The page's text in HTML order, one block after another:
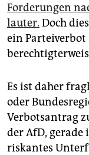
Forderungen
lauter. Doch
ein
Es ist daher
oder
Verbotsantrag
der AfD, gerade
riskantes